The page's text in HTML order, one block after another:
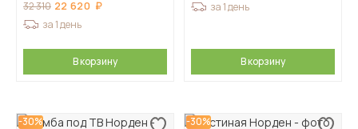
32 310 22 620
за 1 день
В корзину
за 1 день
В корзину
-30% -30%